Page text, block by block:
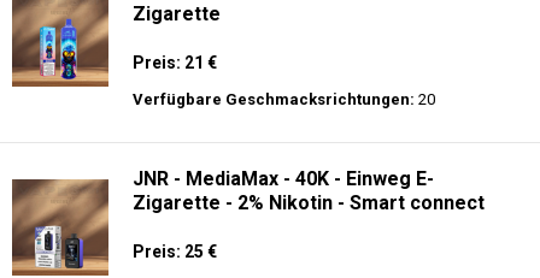
Zigarette
Preis: 21 €
Verfügbare Geschmacksrichtungen: 20
JNR - MediaMax - 40K - Einweg E-
Zigarette - 2% Nikotin - Smart connect
Preis: 25 €